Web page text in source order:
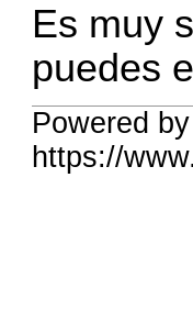
Es muy
puedes
Powered
https://